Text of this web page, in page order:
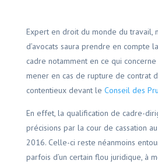
v
e
:
Expert en droit du monde du travail,
d’avocats saura prendre en compte
cadre notamment en ce qui
mener en cas de rupture de contrat
contentieux devant le Conseil des
En effet, la qualification de cadre-
précisions par la cour de cassation
2016. Celle-ci reste néanmoins
parfois d’un certain flou juridique, à